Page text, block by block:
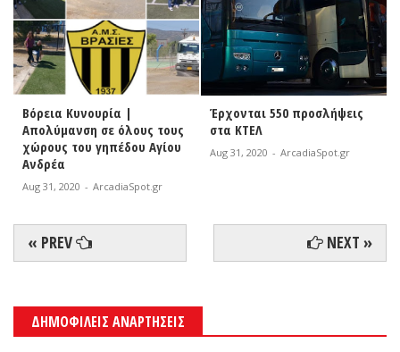
Βόρεια Κυνουρία |
Απολύμανση σε όλους τους
χώρους του γηπέδου Αγίου
Ανδρέα
Aug 31, 2020 - ArcadiaSpot.gr
Έρχονται 550 προσλήψεις
στα ΚΤΕΛ
Aug 31, 2020 - ArcadiaSpot.gr
« PREV NEXT »
ΔΗΜΟΦΙΛΕΙΣ ΑΝΑΡΤΗΣΕΙΣ